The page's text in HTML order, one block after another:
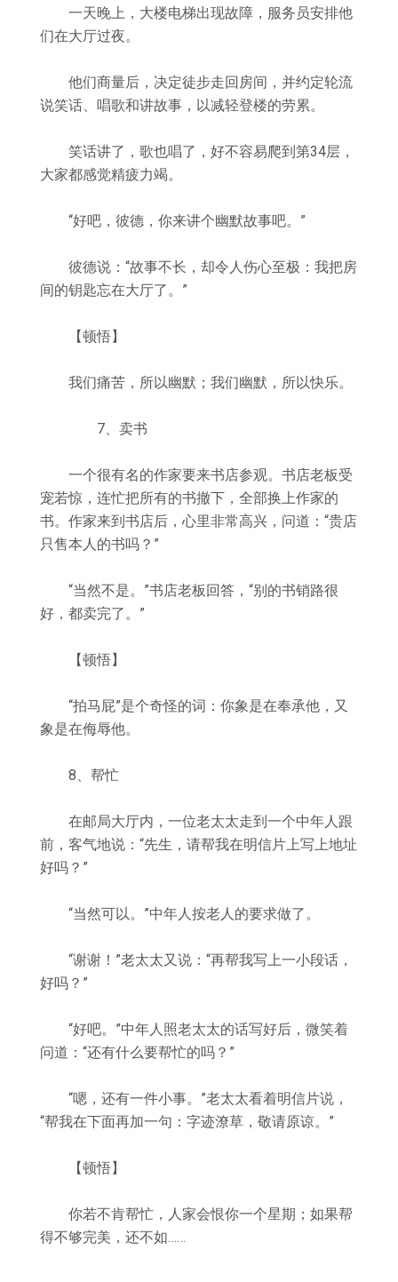
一天晚上，大楼电梯出现故障，服务员安排他
们在大厅过夜。
他们商量后，决定徒步走回房间，并约定轮流
说笑话、唱歌和讲故事，以减轻登楼的劳累。
笑话讲了，歌也唱了，好不容易爬到第34层，
大家都感觉精疲力竭。
“好吧，彼德，你来讲个幽默故事吧。”
彼德说：“故事不长，却令人伤心至极：我把房
间的钥匙忘在大厅了。”
【顿悟】
我们痛苦，所以幽默；我们幽默，所以快乐。
7、卖书
一个很有名的作家要来书店参观。书店老板受
宠若惊，连忙把所有的书撤下，全部换上作家的
书。作家来到书店后，心里非常高兴，问道：“贵店
只售本人的书吗？”
“当然不是。”书店老板回答，“别的书销路很
好，都卖完了。”
【顿悟】
“拍马屁”是个奇怪的词：你象是在奉承他，又
象是在侮辱他。
8、帮忙
在邮局大厅内，一位老太太走到一个中年人跟
前，客气地说：“先生，请帮我在明信片上写上地址
好吗？”
“当然可以。”中年人按老人的要求做了。
“谢谢！”老太太又说：“再帮我写上一小段话，
好吗？”
“好吧。”中年人照老太太的话写好后，微笑着
问道：“还有什么要帮忙的吗？”
“嗯，还有一件小事。”老太太看着明信片说，
“帮我在下面再加一句：字迹潦草，敬请原谅。”
【顿悟】
你若不肯帮忙，人家会恨你一个星期；如果帮
得不够完美，还不如……